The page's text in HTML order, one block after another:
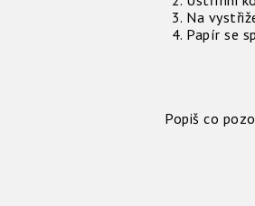
Na
Papír se
Popiš co